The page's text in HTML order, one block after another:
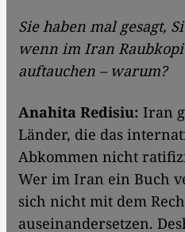
Sie haben mal gesagt,
wenn im Iran
auftauchen – warum?
Anahita Redisiu: Iran
Länder, die das
Abkommen nicht
Wer im Iran ein Buch
sich nicht mit dem
auseinandersetzen.